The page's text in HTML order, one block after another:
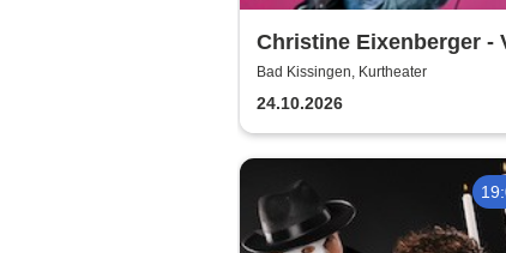
Christine Eixenberger -
Kontrolle
Bad Kissingen, Kurtheater
24.10.2026